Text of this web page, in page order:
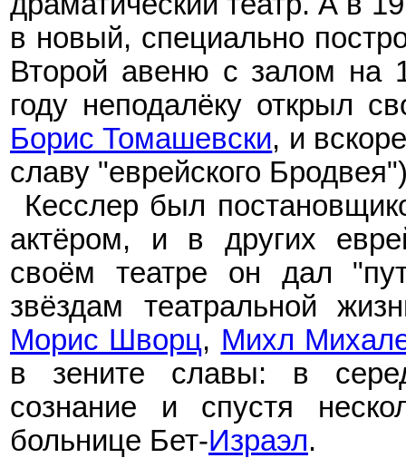
в новый, специально
Второй авеню с залом на
году неподалёку открыл
Борис Томашевски, и
славу "еврейского
Кесслер был
актёром, и в других
своём театре он дал
звёздам театральной
Морис Шворц, Михл
в зените славы: в
сознание и спустя
больнице Бет-Израэл.